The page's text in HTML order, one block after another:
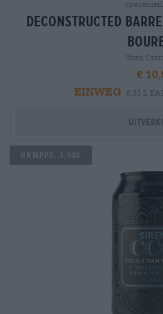
deconstructed
Siren
€
EINWEG
0,33 L
Untappd: 3,982